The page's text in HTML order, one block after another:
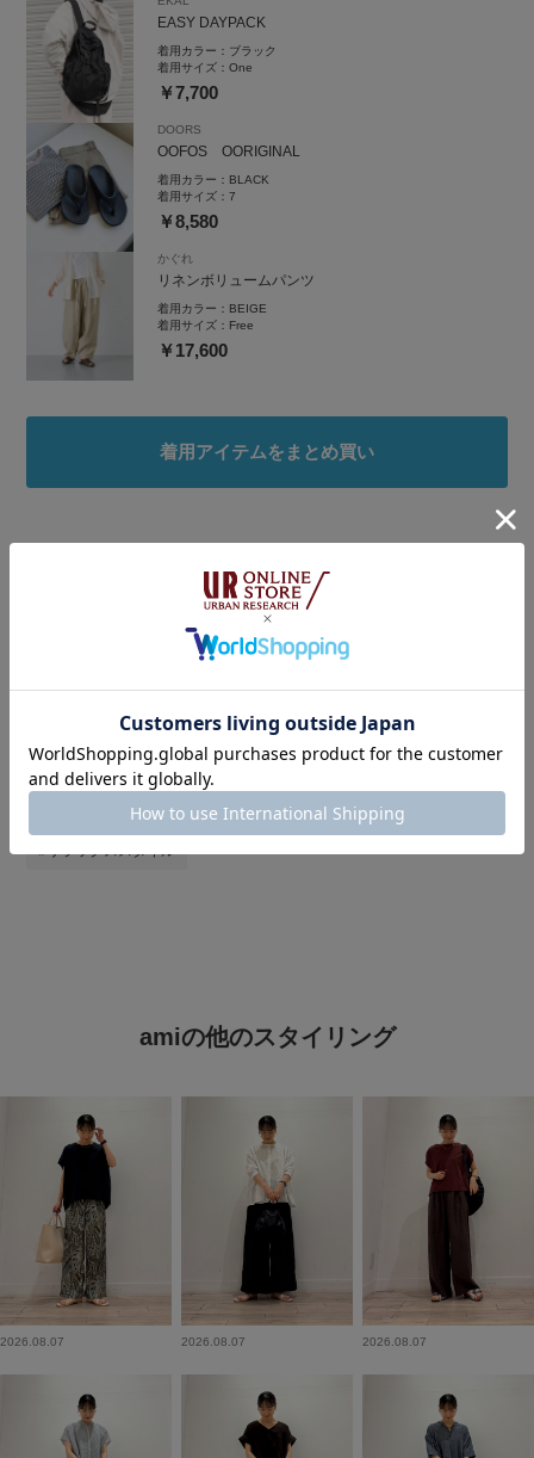
EASY DAYPACK
着用カラー： ブラック
着用サイズ：One
￥7,700
DOORS
OOFOS OORIGINAL
着用カラー： BLACK
着用サイズ：7
￥8,580
かぐれ
リネンボリュームパンツ
着用カラー： BEIGE
着用サイズ： Free
￥17,600
着用アイテムをまとめ買い
タグ
#アーバンリサーチドアーズ #アーバンリサーチ
#かぐれコーデ #かぐれパンツ #最旬パンツ×サンダル
amiの他のスタイリング
2026.08.07 2026.08.07 2026.08.07